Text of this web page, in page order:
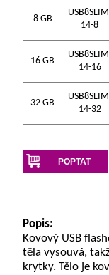
8 GB
14-8
16 GB
14-16
32 GB
14-32
POPTAT
Popis:
Kovový USB
těla vysouvá,
krytky. Tělo je